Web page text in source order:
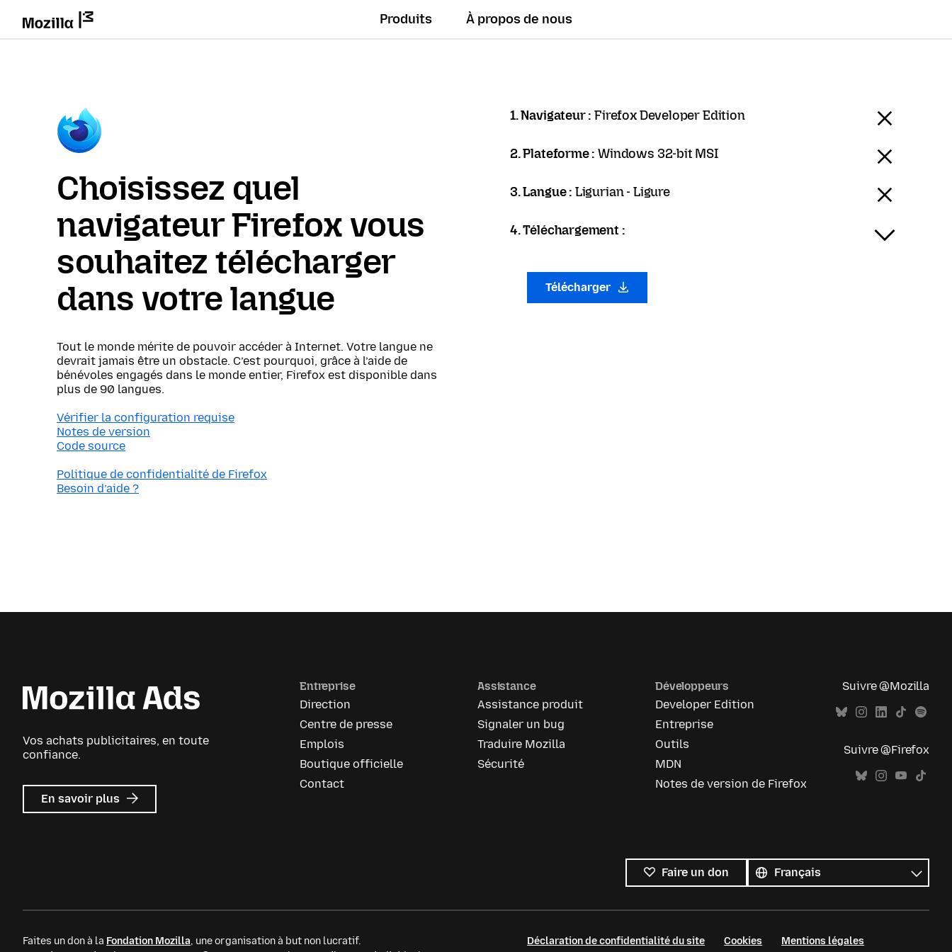
Produits À propos de nous
Choisissez quel
navigateur Firefox vous
souhaitez télécharger
dans votre langue
Tout le monde mérite de pouvoir accéder à Internet. Votre langue ne
devrait jamais être un obstacle. C’est pourquoi, grâce à l’aide de
bénévoles engagés dans le monde entier, Firefox est disponible dans
plus de 90 langues.
Vérifier la configuration requise
Notes de version
Code source
Politique de confidentialité de Firefox
Besoin d’aide ?
1. Navigateur :Firefox Developer Edition
2. Plateforme :Windows 32-bit MSI
3. Langue : Ligurian - Ligure
4. Téléchargement :
Télécharger
Vos achats publicitaires, en toute
confiance.
En savoir plus sur
Mozilla
Entreprise
Direction
Centre de presse
Emplois
Boutique officielle
Contact
Assistance
Assistance produit
Signaler un bug
Traduire Mozilla
Sécurité
Développeurs
Developer Edition
Entreprise
Outils
MDN
Notes de version de Firefox
Suivre @Mozilla
Suivre @Firefox
Faire un don
les
langues
Langue
Faites un don à la Fondation Mozilla, une organisation à but non lucratif.
Déclaration de confidentialité du site Cookies Mentions légales